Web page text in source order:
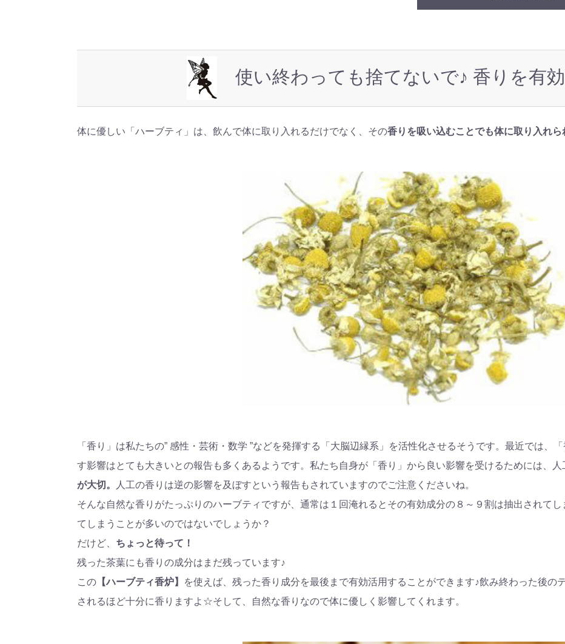
使い終わっても捨てないで♪ 香りを有
体に優しい「ハーブティ」は、飲んで体に取り入れるだけでなく、その香りを吸い込むことでも体に取り入れら
「香り」は私たちの” 感性・芸術・数学 ”などを発揮する「大脳辺縁系」を活性化させるそうです。最近では、
す影響はとても大きいとの報告も多くあるようです。私たち自身が「香り」から良い影響を受けるためには、人
が大切。
人工の香りは逆の影響を及ぼすという報告もされていますのでご注意くださいね。
そんな自然な香りがたっぷりのハーブティですが、通常は１回淹れるとその有効成分の８～９割は抽出されて
てしまうことが多いのではないでしょうか？
だけど、 ちょっと待って！
残った茶葉にも香りの成分はまだ残っています♪
この 【ハーブティ香炉】
を使えば、残った香り成分を最後まで有効活用することができます♪飲み終わった後の
されるほど十分に香りますよ☆そして、自然な香りなので体に優しく影響してくれます。